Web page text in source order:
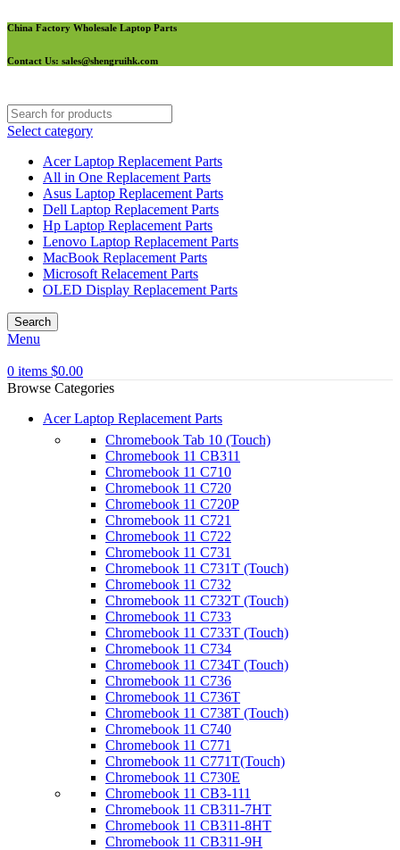
China Factory Wholesale Laptop Parts
Contact Us: sales@shengruihk.com
Select category
Acer Laptop Replacement Parts
All in One Replacement Parts
Asus Laptop Replacement Parts
Dell Laptop Replacement Parts
Hp Laptop Replacement Parts
Lenovo Laptop Replacement Parts
MacBook Replacement Parts
Microsoft Relacement Parts
OLED Display Replacement Parts
Search
Menu
0 items $0.00
Browse Categories
Acer Laptop Replacement Parts
Chromebook Tab 10 (Touch)
Chromebook 11 CB311
Chromebook 11 C710
Chromebook 11 C720
Chromebook 11 C720P
Chromebook 11 C721
Chromebook 11 C722
Chromebook 11 C731
Chromebook 11 C731T (Touch)
Chromebook 11 C732
Chromebook 11 C732T (Touch)
Chromebook 11 C733
Chromebook 11 C733T (Touch)
Chromebook 11 C734
Chromebook 11 C734T (Touch)
Chromebook 11 C736
Chromebook 11 C736T
Chromebook 11 C738T (Touch)
Chromebook 11 C740
Chromebook 11 C771
Chromebook 11 C771T(Touch)
Chromebook 11 C730E
Chromebook 11 CB3-111
Chromebook 11 CB311-7HT
Chromebook 11 CB311-8HT
Chromebook 11 CB311-9H